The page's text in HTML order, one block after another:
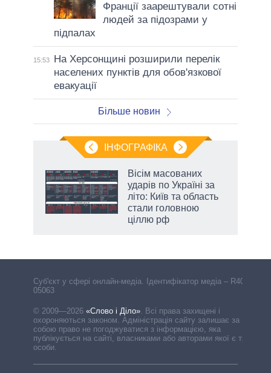
Франції заарештували сотні
людей за підозрами у
підпалах
15:53
На Херсонщині розширили перелік
населених пунктів для обов'язкової
евакуації
Більше новин
ІНФОГРАФІКА
Вісім масованих
ударів по Україні за
літо: Київ та область
стали головною
ціллю рф
Cуб'єкт у сфері онлайн-медіа. Ідентифікатор медіа – R40-
05063
© 2009—2026 «Слово і Діло». Всі права захищені і
охороняються законом. Адміністрація сайту залишає за
собою право не погоджуватися з інформацією, яка
публікується на сайті, власниками або авторами якої є треті
особи.